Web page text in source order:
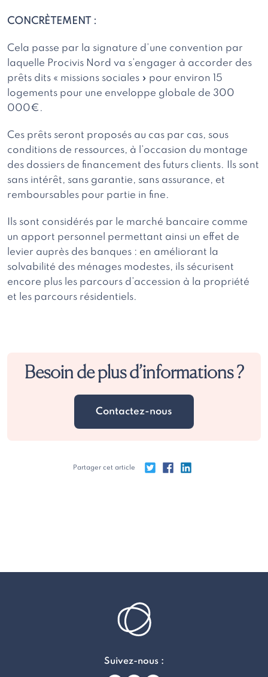
CONCRÈTEMENT :
Cela passe par la signature d’une convention par
laquelle Procivis Nord va s’engager à accorder des
prêts dits « missions sociales » pour environ 15
logements pour une enveloppe globale de 300
000€.
Ces prêts seront proposés au cas par cas, sous
conditions de ressources, à l’occasion du montage
des dossiers de financement des futurs clients. Ils sont
sans intérêt, sans garantie, sans assurance, et
remboursables pour partie in fine.
Ils sont considérés par le marché bancaire comme
un apport personnel permettant ainsi un effet de
levier auprès des banques : en améliorant la
solvabilité des ménages modestes, ils sécurisent
encore plus les parcours d’accession à la propriété
et les parcours résidentiels.
Besoin de plus d’informations ?
Contactez-nous
Partager cet article
Suivez-nous :